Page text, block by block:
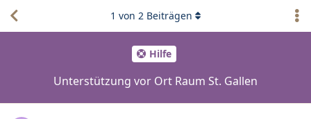
Hilfe
Unterstützung vor Ort Raum St. Gallen
1 von 2Beiträgen